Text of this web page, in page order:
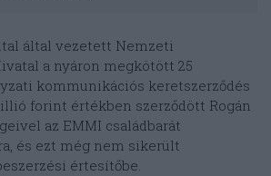
által vezetett Nemzeti
a nyáron megkötött 25
kommunikációs keretszerződés
forint értékben szerződött Rogán
az EMMI családbarát
és ezt még nem sikerült
értesítőbe.